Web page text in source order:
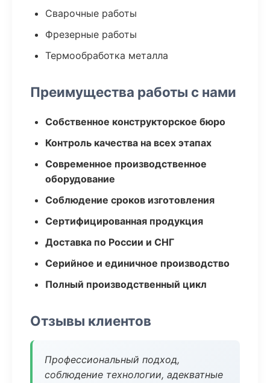
Сварочные работы
Фрезерные работы
Термообработка металла
Преимущества работы с нами
Собственное конструкторское бюро
Контроль качества на всех этапах
Современное производственное
оборудование
Соблюдение сроков изготовления
Сертифицированная продукция
Доставка по России и СНГ
Серийное и единичное производство
Полный производственный цикл
Отзывы клиентов
Профессиональный подход,
соблюдение технологии, адекватные